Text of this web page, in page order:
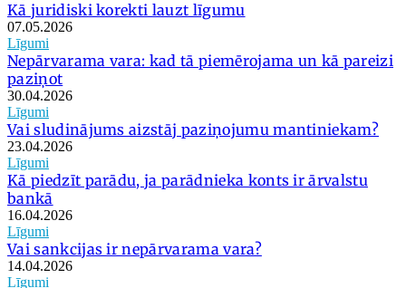
Kā juridiski korekti lauzt līgumu
07.05.2026
Līgumi
Nepārvarama vara: kad tā piemērojama un kā pareizi
paziņot
30.04.2026
Līgumi
Vai sludinājums aizstāj paziņojumu mantiniekam?
23.04.2026
Līgumi
Kā piedzīt parādu, ja parādnieka konts ir ārvalstu
bankā
16.04.2026
Līgumi
Vai sankcijas ir nepārvarama vara?
14.04.2026
Līgumi